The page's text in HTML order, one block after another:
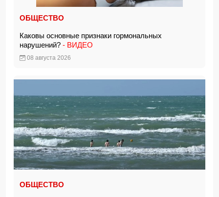
ОБЩЕСТВО
Каковы основные признаки гормональных
нарушений? - ВИДЕО
08 августа 2026
ОБЩЕСТВО